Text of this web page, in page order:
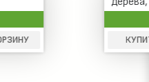
руб.